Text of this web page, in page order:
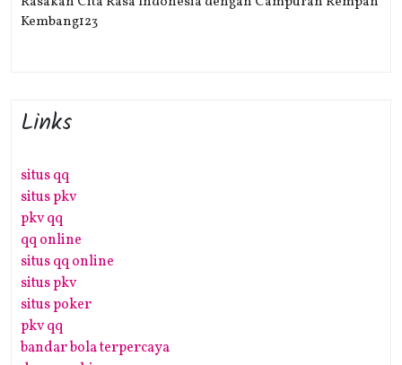
Kembang123
Links
situs qq
situs pkv
pkv qq
qq online
situs qq online
situs pkv
situs poker
pkv qq
bandar bola terpercaya